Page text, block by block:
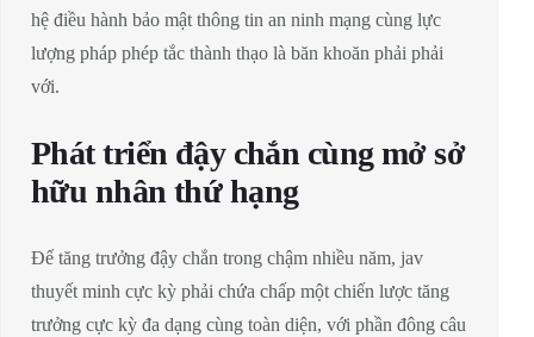
hệ điều hành bảo mật thông tin an ninh mạng cùng lực
lượng pháp phép tắc thành thạo là băn khoăn phải phải
với.
Phát triển đậy chắn cùng mở sở
hữu nhân thứ hạng
Để tăng trưởng đậy chắn trong chậm nhiều năm, jav
thuyết minh cực kỳ phải chứa chấp một chiến lược tăng
trưởng cực kỳ đa dạng cùng toàn diện, với phần đông câu